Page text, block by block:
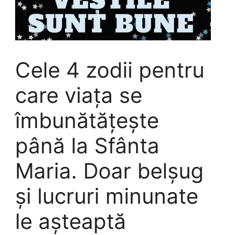
Cele 4 zodii pentru
care viața se
îmbunătățește
până la Sfânta
Maria. Doar belșug
și lucruri minunate
le așteaptă